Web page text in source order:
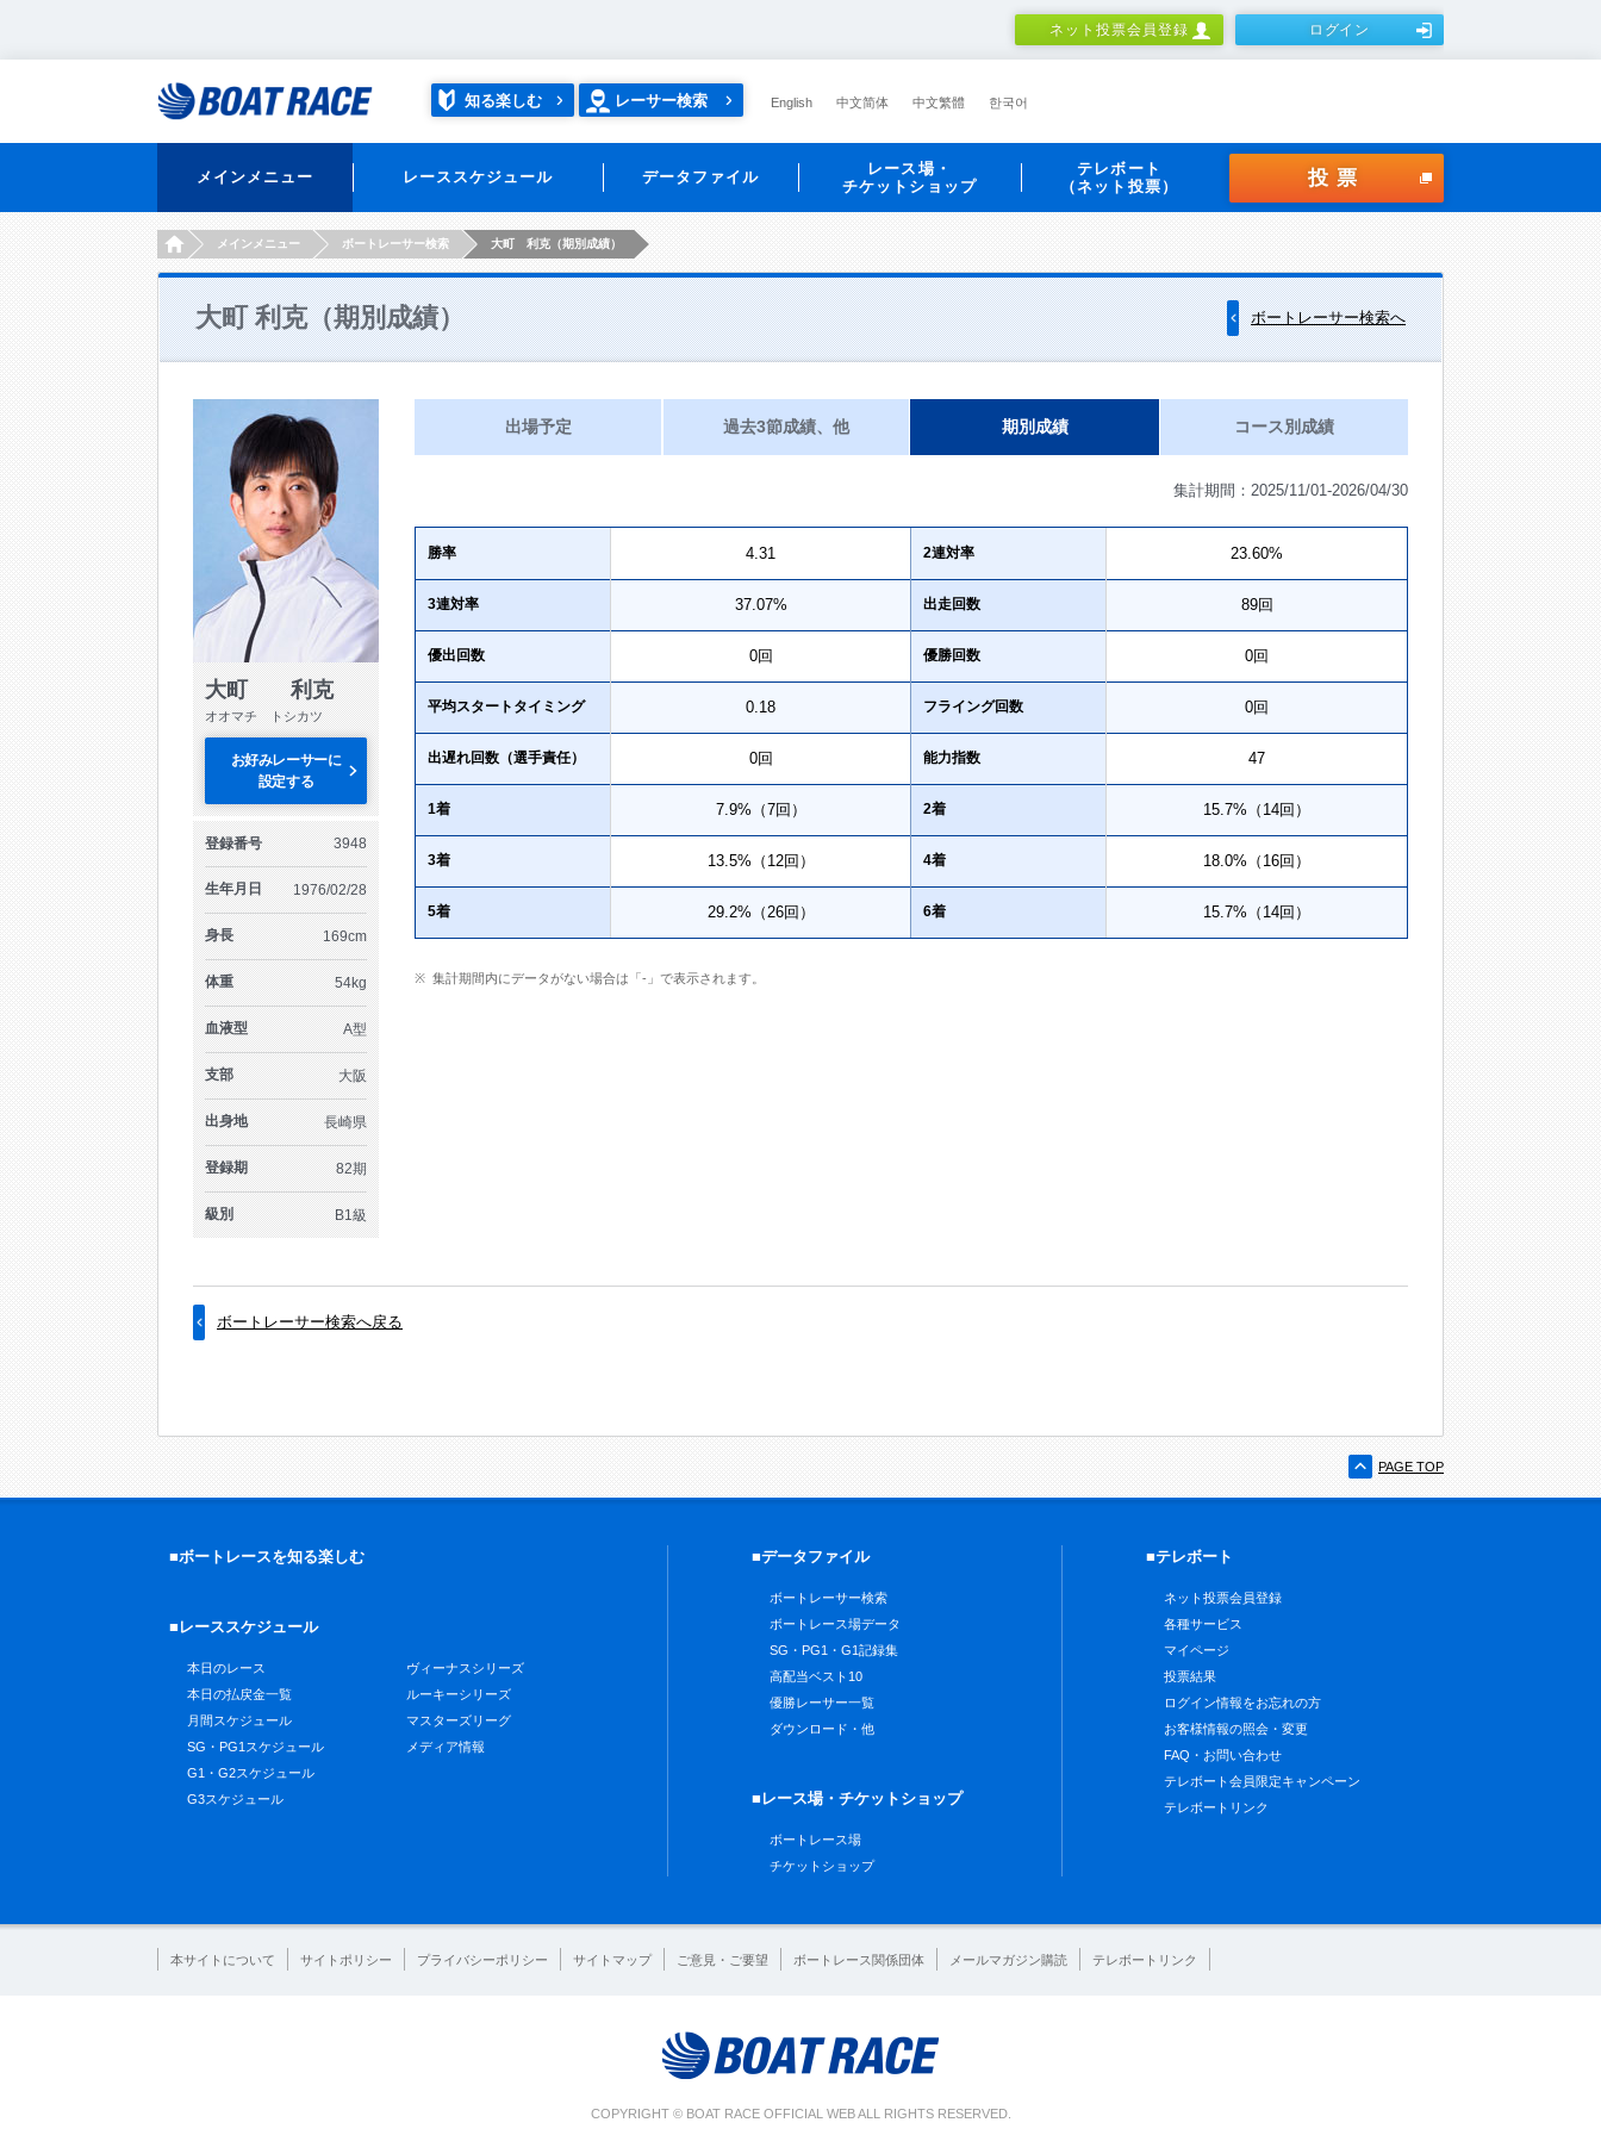
ネット投票会員登録 ログイン
知る楽しむ レーサー検索 English 中文简体 中文繁體 한국어
メインメニュー レーススケジュール データファイル
レース場・
チケットショップ
テレボート
（ネット投票）
投票
HOMEメインメニュー ボートレーサー検索 大町 利克（期別成績）
大町 利克（期別成績） ボートレーサー検索へ
大町 利克
オオマチ トシカツ
お好みレーサーに
設定する
登録番号 3948
生年月日 1976/02/28
身長 169cm
体重 54kg
血液型 A型
支部 大阪
出身地 長崎県
登録期 82期
級別 B1級
出場予定 過去3節成績、他 期別成績 コース別成績
集計期間：2025/11/01-2026/04/30
勝率 4.31 2連対率 23.60%
3連対率 37.07% 出走回数 89回
優出回数 0回 優勝回数 0回
平均スタートタイミング 0.18 フライング回数 0回
出遅れ回数（選手責任） 0回 能力指数 47
1着 7.9%（7回） 2着 15.7%（14回）
3着 13.5%（12回） 4着 18.0%（16回）
5着 29.2%（26回） 6着 15.7%（14回）
集計期間内にデータがない場合は「-」で表示されます。
ボートレーサー検索へ戻る
PAGE TOP
■ボートレースを知る楽しむ
■レーススケジュール
本日のレース
本日の払戻金一覧
月間スケジュール
SG・PG1スケジュール
G1・G2スケジュール
G3スケジュール
ヴィーナスシリーズ
ルーキーシリーズ
マスターズリーグ
メディア情報
■データファイル
ボートレーサー検索
ボートレース場データ
SG・PG1・G1記録集
高配当ベスト10
優勝レーサー一覧
ダウンロード・他
■レース場・チケットショップ
ボートレース場
チケットショップ
■テレボート
ネット投票会員登録
各種サービス
マイページ
投票結果
ログイン情報をお忘れの方
お客様情報の照会・変更
FAQ・お問い合わせ
テレボート会員限定キャンペーン
テレボートリンク
本サイトについて サイトポリシー プライバシーポリシー サイトマップ ご意見・ご要望 ボートレース関係団体 メールマガジン購読 テレボートリンク
COPYRIGHT © BOAT RACE OFFICIAL WEB ALL RIGHTS RESERVED.